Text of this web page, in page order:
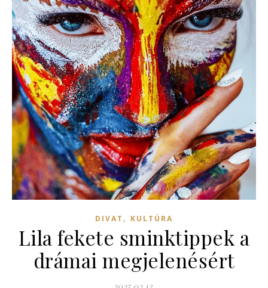
DIVAT , KULTÚRA
Lila fekete sminktippek a
drámai megjelenésért